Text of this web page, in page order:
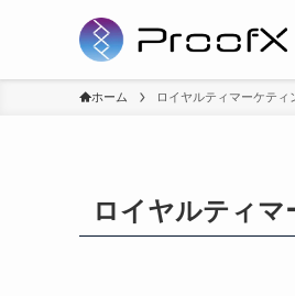
ホーム ロイヤルティマーケティ
ロイヤルティ